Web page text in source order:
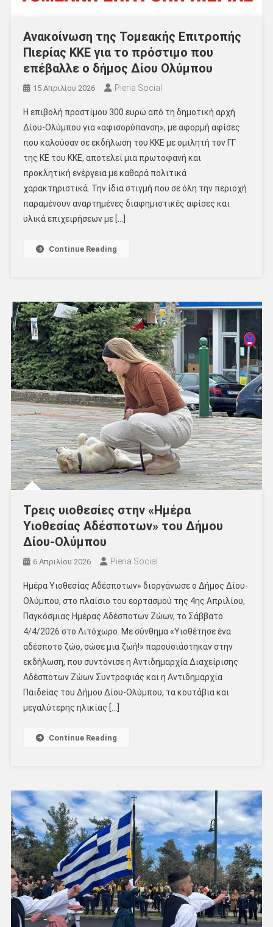
Ανακοίνωση της Τομεακής Επιτροπής
Πιερίας ΚΚΕ για το πρόστιμο που
επέβαλλε ο δήμος Δίου Ολύμπου
15 Απριλίου 2026 Pieria Social
Η επιβολή προστίμου 300 ευρώ από τη δημοτική αρχή
Δίου-Ολύμπου για «αφισορύπανση», με αφορμή αφίσες
που καλούσαν σε εκδήλωση του ΚΚΕ με ομιλητή τον ΓΓ
της ΚΕ του ΚΚΕ, αποτελεί μια πρωτοφανή και
προκλητική ενέργεια με καθαρά πολιτικά
χαρακτηριστικά. Την ίδια στιγμή που σε όλη την περιοχή
παραμένουν αναρτημένες διαφημιστικές αφίσες και
υλικά επιχειρήσεων με […]
Continue Reading
Τρεις υιοθεσίες στην «Ημέρα
Υιοθεσίας Αδέσποτων» του Δήμου
Δίου-Ολύμπου
6 Απριλίου 2026 Pieria Social
Ημέρα Υιοθεσίας Αδέσποτων» διοργάνωσε ο Δήμος Δίου-
Ολύμπου, στο πλαίσιο του εορτασμού της 4ης Απριλίου,
Παγκόσμιας Ημέρας Αδέσποτων Ζώων, το Σάββατο
4/4/2026 στο Λιτόχωρο. Με σύνθημα «Υιοθέτησε ένα
αδέσποτο ζώο, σώσε μια ζωή!» παρουσιάστηκαν στην
εκδήλωση, που συντόνισε η Αντιδημαρχία Διαχείρισης
Αδέσποτων Ζώων Συντροφιάς και η Αντιδημαρχία
Παιδείας του Δήμου Δίου-Ολύμπου, τα κουτάβια και
μεγαλύτερης ηλικίας […]
Continue Reading